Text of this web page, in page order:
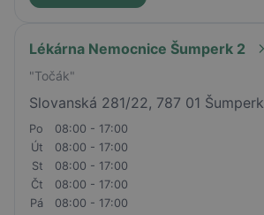
Lékárna Nemocnice Šumperk 2
"Točák"
Slovanská 281/22, 787 01 Šumperk
Po
08:00 - 17:00
Út
08:00 - 17:00
St
08:00 - 17:00
Čt
08:00 - 17:00
Pá
08:00 - 17:00